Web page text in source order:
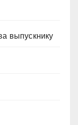
выпускнику